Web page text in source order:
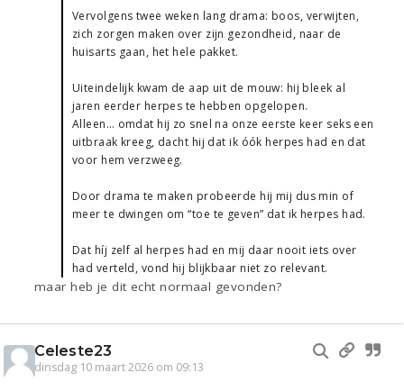
Vervolgens twee weken lang drama: boos, verwijten,
zich zorgen maken over zijn gezondheid, naar de
huisarts gaan, het hele pakket.
Uiteindelijk kwam de aap uit de mouw: hij bleek al
jaren eerder herpes te hebben opgelopen.
Alleen… omdat hij zo snel na onze eerste keer seks een
uitbraak kreeg, dacht hij dat ik óók herpes had en dat
voor hem verzweeg.
Door drama te maken probeerde hij mij dus min of
meer te dwingen om “toe te geven” dat ik herpes had.
Dat híj zelf al herpes had en mij daar nooit iets over
had verteld, vond hij blijkbaar niet zo relevant.
maar heb je dit echt normaal gevonden?
Celeste23
dinsdag 10 maart 2026 om 09:13